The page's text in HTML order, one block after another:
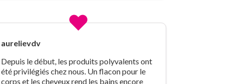
aurelievdv
Depuis le début, les produits polyvalents ont
été privilégiés chez nous. Un flacon pour le
corps et les cheveux rend les bains encore